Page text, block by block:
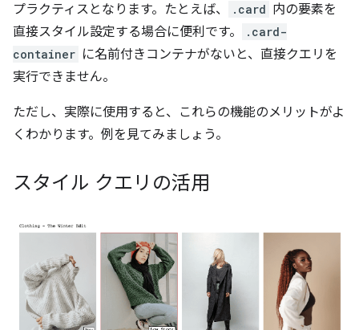
プラクティスとなります。たとえば、
.card 内の要素を
直接スタイル設定する場合に便利です。
.card-
container に名前付きコンテナがないと、直接クエリを
実行できません。
ただし、実際に使用すると、これらの機能のメリットがよ
くわかります。例を見てみましょう。
スタイル クエリの活用